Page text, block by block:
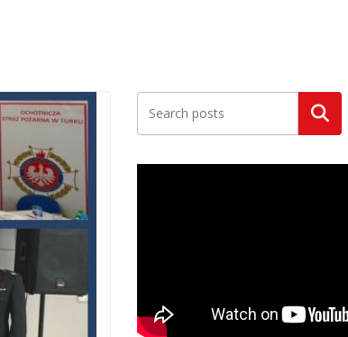
Szukaj